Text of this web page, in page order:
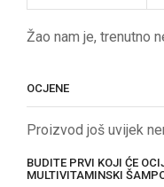
Žao nam je, trenutno
OCJENE
Proizvod još uvijek
BUDITE PRVI KOJI ĆE
MULTIVITAMINSKI